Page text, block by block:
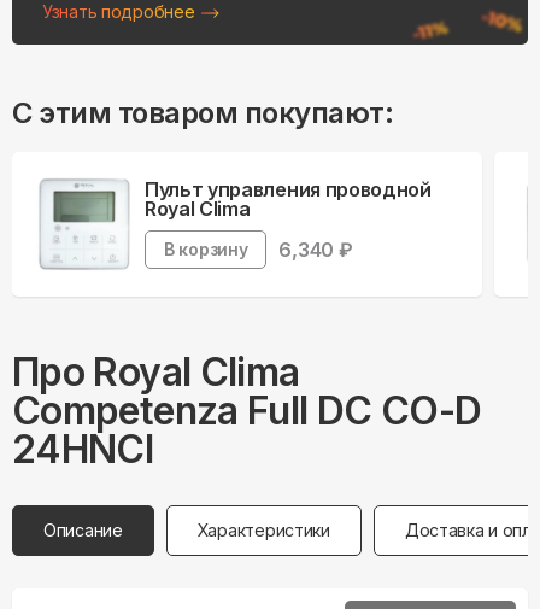
Узнать подробнее
С этим товаром покупают:
Пульт управления проводной
Royal Clima
В корзину 6,340 ₽
Про Royal Clima
Competenza Full DC CO-D
24HNCI
Описание Характеристики Доставка и